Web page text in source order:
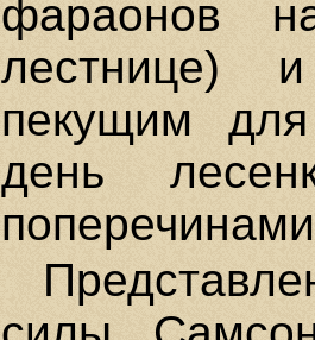
фараонов
лестнице)
пекущим
день